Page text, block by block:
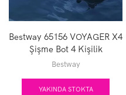
Bestway 65156 VOYAGER X4
Şişme Bot 4 Kişilik
350X145CM
Bestway
YAKINDA STOKTA